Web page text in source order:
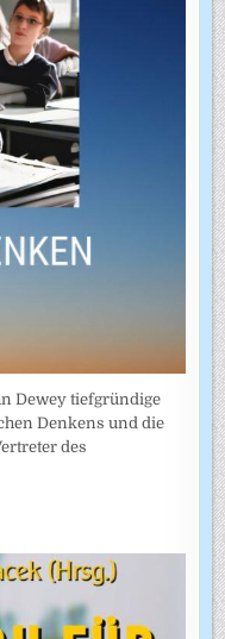
Dewey tiefgründige
Denkens und die
des